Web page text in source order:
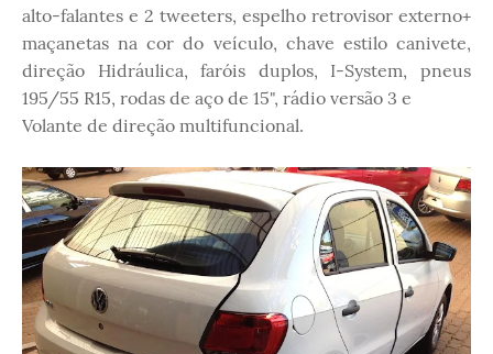
alto-falantes e 2 tweeters, espelho retrovisor externo+
maçanetas na cor do veículo, chave estilo canivete,
direção Hidráulica, faróis duplos, I-System, pneus
195/55 R15, rodas de aço de 15", rádio versão 3 e
Volante de direção multifuncional.